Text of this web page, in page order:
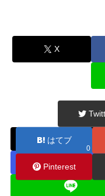
X
小
はてブ
0
Pinterest